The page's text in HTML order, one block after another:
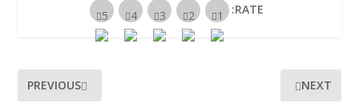
RATE:
PREVIOUS NEXT